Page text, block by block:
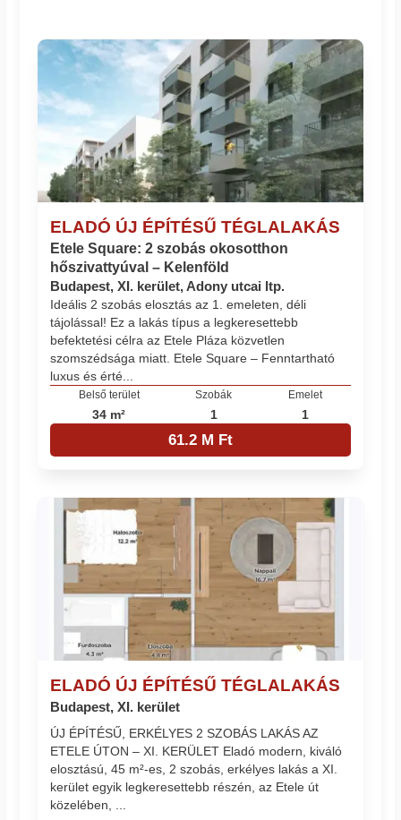
ELADÓ ÚJ ÉPÍTÉSŰ TÉGLALAKÁS
Etele Square: 2 szobás okosotthon
hőszivattyúval – Kelenföld
Budapest, XI. kerület, Adony utcai ltp.
Ideális 2 szobás elosztás az 1. emeleten, déli
tájolással! Ez a lakás típus a legkeresettebb
befektetési célra az Etele Pláza közvetlen
szomszédsága miatt. Etele Square – Fenntartható
luxus és érté...
Belső terület
34 m²
Szobák
1
Emelet
1
61.2 M Ft
ELADÓ ÚJ ÉPÍTÉSŰ TÉGLALAKÁS
Budapest, XI. kerület
ÚJ ÉPÍTÉSŰ, ERKÉLYES 2 SZOBÁS LAKÁS AZ
ETELE ÚTON – XI. KERÜLET Eladó modern, kiváló
elosztású, 45 m²-es, 2 szobás, erkélyes lakás a XI.
kerület egyik legkeresettebb részén, az Etele út
közelében, ...